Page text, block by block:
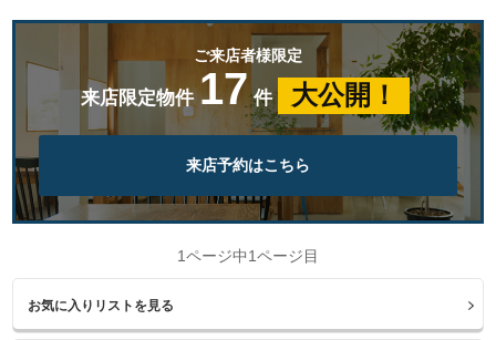
ご来店者様限定
来店限定物件 17 件 大公開！
来店予約はこちら
1ページ中1ページ目
お気に入りリストを見る